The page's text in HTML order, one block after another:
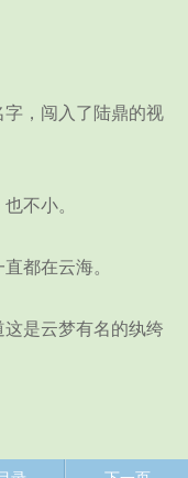
，闯入了陆鼎的视
不小。
都在云海。
是云梦有名的纨绔